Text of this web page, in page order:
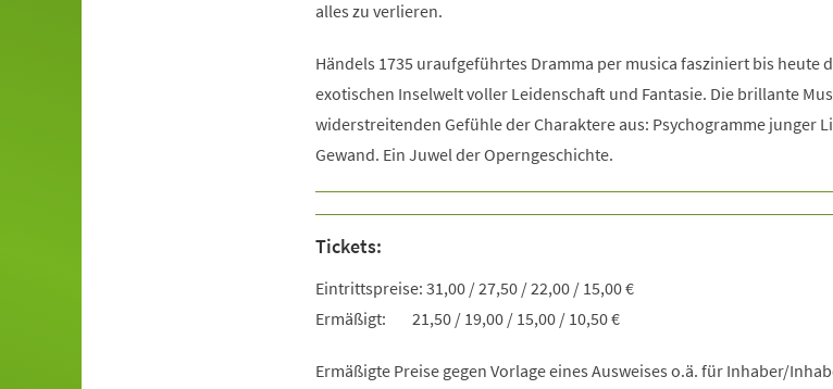
alles zu verlieren.
Händels 1735 uraufgeführtes Dramma per musica fasziniert bis heute
exotischen Inselwelt voller Leidenschaft und Fantasie. Die brillante
widerstreitenden Gefühle der Charaktere aus: Psychogramme junger
Gewand. Ein Juwel der Operngeschichte.
Tickets:
Eintrittspreise: 31,00 / 27,50 / 22,00 / 15,00 €
Ermäßigt: 21,50 / 19,00 / 15,00 / 10,50 €
Ermäßigte Preise gegen Vorlage eines Ausweises o.ä. für Inhaber/